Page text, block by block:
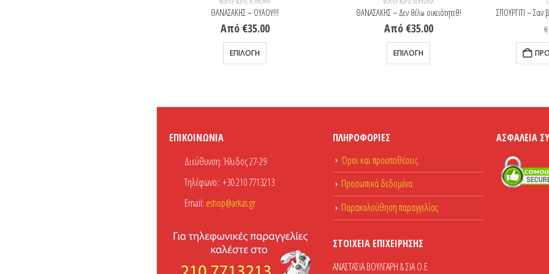
ΘΑΝΑΣΑΚΗΣ – ΟΥΑΟΥ!!!
Από €35.00
ΕΠΙΛΟΓΉ
Αυτό το προϊόν έχει πολλαπλές παραλλαγές. Οι επιλογές μπορούν να επιλεγούν στη σελίδα του προϊόντος
ΘΑΝΑΣΑΚΗΣ – Δεν θέλω οικειότητεθ!
Από €35.00
ΕΠΙΛΟΓΉ
Αυτό το προϊόν έχει πολλαπλές παραλλαγές. Οι επιλογές μπορούν να επιλεγούν στη σελίδα του προϊόντος
€
ΕΠΙΚΟΙΝΩΝΊΑ
Διεύθυνση:Ήλιδος 27-29
Τηλέφωνο::+30 210 7713213
Email: eshop@arkas.gr
ΠΛΗΡΟΦΟΡΊΕΣ
Όροι και προϋποθέσεις
Προσωπικά δεδομένα
Παρακολούθηση παραγγελίας
ΣΤΟΙΧΕΊΑ ΕΠΙΧΕΊΡΗΣΗΣ
ΑΝΑΣΤΑΣΙΑ ΒΟΥΛΓΑΡΗ & ΣΙΑ Ο.Ε
ΑΣΦΆΛΕΙΑ